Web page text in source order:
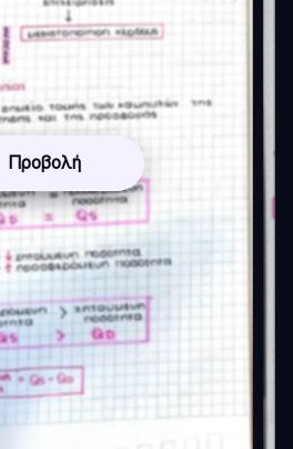
Προβολή